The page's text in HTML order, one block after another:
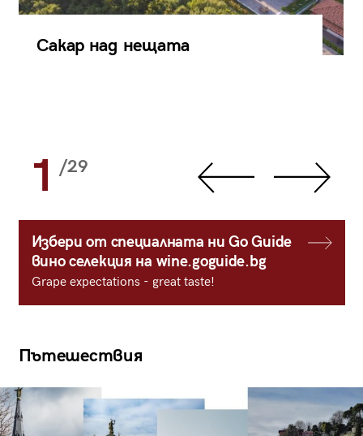
Сакар над нещата
1 /29
Избери от специалната ни Go Guide
вино селекция на wine.goguide.bg
Grape expectations - great taste!
Пътешествия